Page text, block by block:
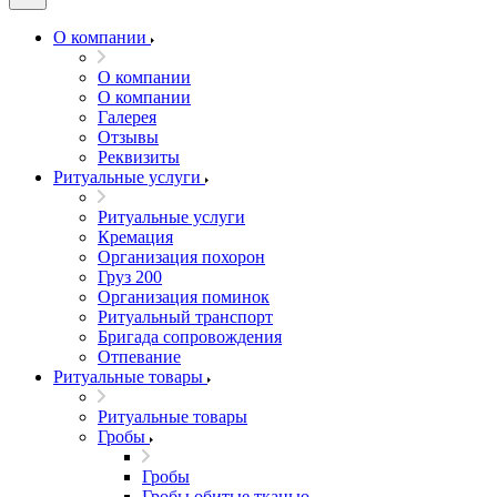
О компании
О компании
О компании
Галерея
Отзывы
Реквизиты
Ритуальные услуги
Ритуальные услуги
Кремация
Организация похорон
Груз 200
Организация поминок
Ритуальный транспорт
Бригада сопровождения
Отпевание
Ритуальные товары
Ритуальные товары
Гробы
Гробы